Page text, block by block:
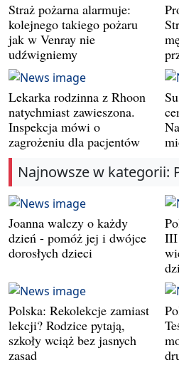
Straż pożarna alarmuje:
kolejnego takiego pożaru
jak w Venray nie
udźwigniemy
Lekarka rodzinna z Rhoon
natychmiast zawieszona.
Inspekcja mówi o
zagrożeniu dla pacjentów
Najnowsze w kategorii:
Joanna walczy o każdy
dzień - pomóż jej i dwójce
dorosłych dzieci
III
Polska: Rekolekcje zamiast
lekcji? Rodzice pytają,
szkoły wciąż bez jasnych
zasad